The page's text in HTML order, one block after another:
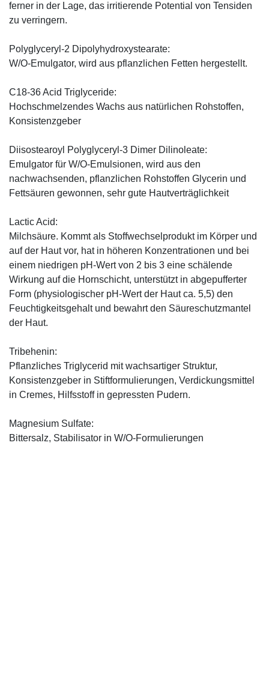
ferner in der Lage, das irritierende Potential von Tensiden
zu verringern.
Polyglyceryl-2 Dipolyhydroxystearate:
W/O-Emulgator, wird aus pflanzlichen Fetten hergestellt.
C18-36 Acid Triglyceride:
Hochschmelzendes Wachs aus natürlichen Rohstoffen,
Konsistenzgeber
Diisostearoyl Polyglyceryl-3 Dimer Dilinoleate:
Emulgator für W/O-Emulsionen, wird aus den
nachwachsenden, pflanzlichen Rohstoffen Glycerin und
Fettsäuren gewonnen, sehr gute Hautverträglichkeit
Lactic Acid:
Milchsäure. Kommt als Stoffwechselprodukt im Körper und
auf der Haut vor, hat in höheren Konzentrationen und bei
einem niedrigen pH-Wert von 2 bis 3 eine schälende
Wirkung auf die Hornschicht, unterstützt in abgepufferter
Form (physiologischer pH-Wert der Haut ca. 5,5) den
Feuchtigkeitsgehalt und bewahrt den Säureschutzmantel
der Haut.
Tribehenin:
Pflanzliches Triglycerid mit wachsartiger Struktur,
Konsistenzgeber in Stiftformulierungen, Verdickungsmittel
in Cremes, Hilfsstoff in gepressten Pudern.
Magnesium Sulfate:
Bittersalz, Stabilisator in W/O-Formulierungen